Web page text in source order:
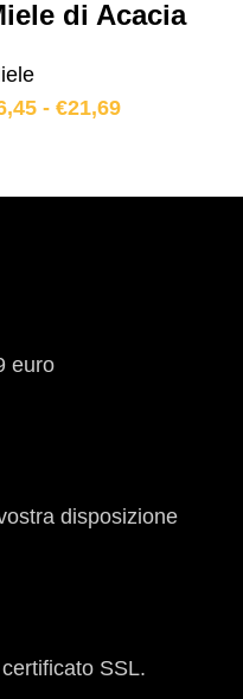
di Acacia
- €21,69
euro
disposizione
SSL.